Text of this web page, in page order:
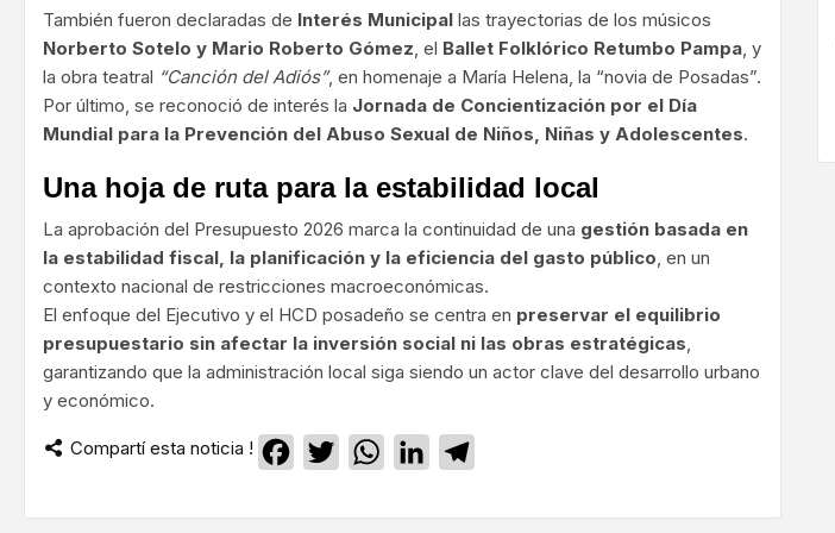
También fueron declaradas de Interés Municipal las trayectorias de los músicos
Norberto Sotelo y Mario Roberto Gómez, el Ballet Folklórico Retumbo Pampa, y
la obra teatral “Canción del Adiós”, en homenaje a María Helena, la “novia de Posadas”.
Por último, se reconoció de interés la Jornada de Concientización por el Día
Mundial para la Prevención del Abuso Sexual de Niños, Niñas y Adolescentes.
Una hoja de ruta para la estabilidad local
La aprobación del Presupuesto 2026 marca la continuidad de una gestión basada en
la estabilidad fiscal, la planificación y la eficiencia del gasto público, en un
contexto nacional de restricciones macroeconómicas.
El enfoque del Ejecutivo y el HCD posadeño se centra en preservar el equilibrio
presupuestario sin afectar la inversión social ni las obras estratégicas,
garantizando que la administración local siga siendo un actor clave del desarrollo urbano
y económico.
Compartí esta noticia ! Facebook
TwitterWhatsApp
LinkedIn